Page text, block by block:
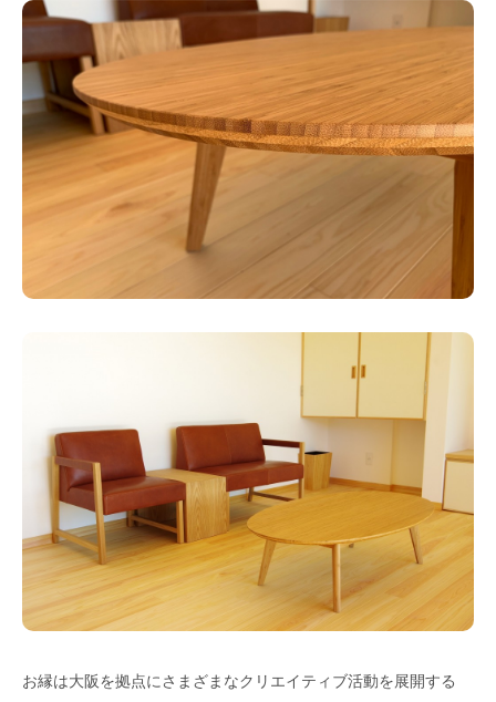
お縁は大阪を拠点にさまざまなクリエイティブ活動を展開する